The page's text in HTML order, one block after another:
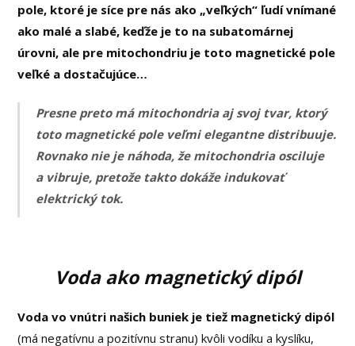
pole, ktoré je síce pre nás ako „veľkých“ ľudí vnímané
ako malé a slabé, keďže je to na subatomárnej
úrovni, ale pre mitochondriu je toto magnetické pole
veľké a dostačujúce…
Presne preto má mitochondria aj svoj tvar, ktorý
toto magnetické pole veľmi elegantne distribuuje.
Rovnako nie je náhoda, že mitochondria osciluje
a vibruje, pretože takto dokáže indukovať
elektrický tok.
Voda ako magnetický dipól
Voda vo vnútri našich buniek je tiež magnetický dipól
(má negatívnu a pozitívnu stranu) kvôli vodíku a kyslíku,